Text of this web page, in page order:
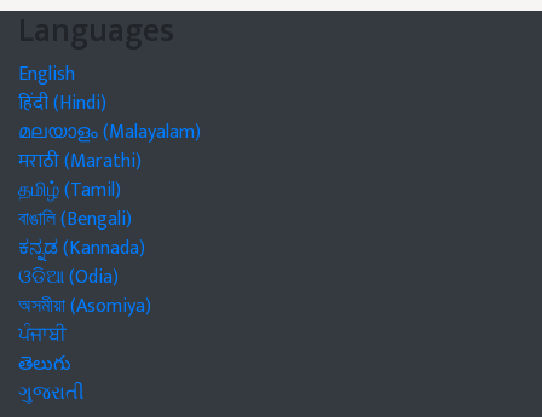
Languages
English
हिंदी (Hindi)
മലയാളം (Malayalam)
मराठी (Marathi)
தமிழ் (Tamil)
বাঙালি (Bengali)
ಕನ್ನಡ (Kannada)
ଓଡିଆ (Odia)
অসমীয়া (Asomiya)
ਪੰਜਾਬੀ
తెలుగు
ગુજરાતી